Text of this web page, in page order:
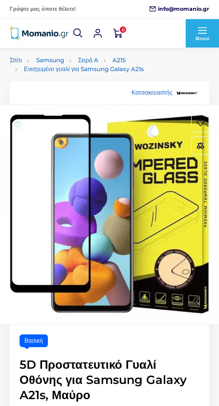
Γράψτε μας όποτε θέλετε! info@momanio.gr
0
Μενού
Σπίτι Samsung Σειρά A
A21S
Ενισχυμένο γυαλί για Samsung Galaxy A21s
Κατασκευαστής
Βασική
5D Προστατευτικό Γυαλί
Οθόνης για Samsung Galaxy
A21s, Μαύρο